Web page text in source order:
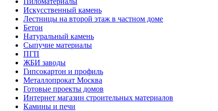
Искусственный камень
Лестницы на второй этаж в частном доме
Бетон
Натуральный камень
Сыпучие материалы
ПГП
ЖБИ заводы
Гипсокартон и профиль
Металлопрокат Москва
Готовые проекты домов
Интернет магазин строительных материалов
Камины и печи